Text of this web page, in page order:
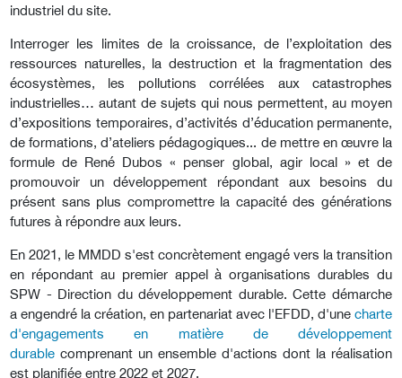
industriel du site.
Interroger les limites de la croissance, de l’exploitation des
ressources naturelles, la destruction et la fragmentation des
écosystèmes, les pollutions corrélées aux catastrophes
industrielles… autant de sujets qui nous permettent, au moyen
d’expositions temporaires, d’activités d’éducation permanente,
de formations, d’ateliers pédagogiques... de mettre en œuvre la
formule de René Dubos « penser global, agir local » et de
promouvoir un développement répondant aux besoins du
présent sans plus compromettre la capacité des générations
futures à répondre aux leurs.
En 2021, le MMDD s'est concrètement engagé vers la transition
en répondant au premier appel à organisations durables du
SPW - Direction du développement durable. Cette démarche
a engendré la création, en partenariat avec l'EFDD, d'une charte
d'engagements en matière de développement
durable comprenant un ensemble d'actions dont la réalisation
est planifiée entre 2022 et 2027.